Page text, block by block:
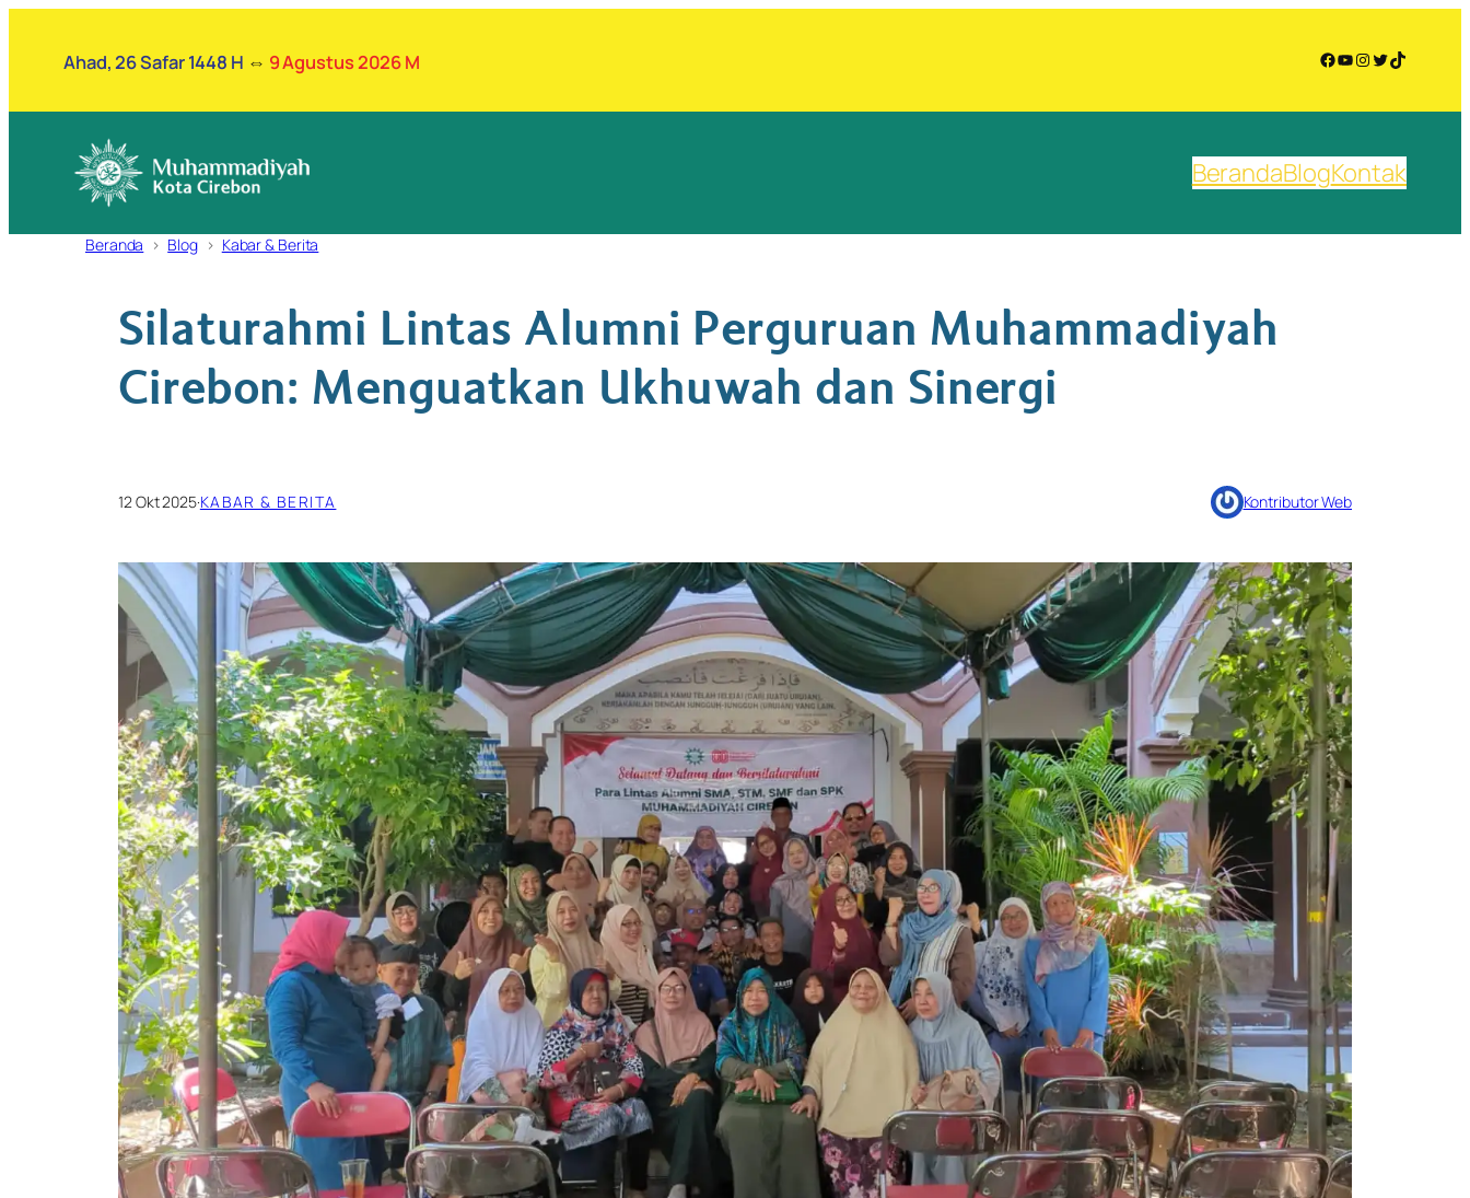
Ahad, 26 Safar 1448 H ⇔ 9 Agustus 2026 M Facebook
YouTube
Instagram
Twitter
TikTok
BerandaBlogKontak
Beranda Blog Kabar & Berita
Silaturahmi Lintas Alumni Perguruan Muhammadiyah
Cirebon: Menguatkan Ukhuwah dan Sinergi
12 Okt 2025·KABAR & BERITA Kontributor Web